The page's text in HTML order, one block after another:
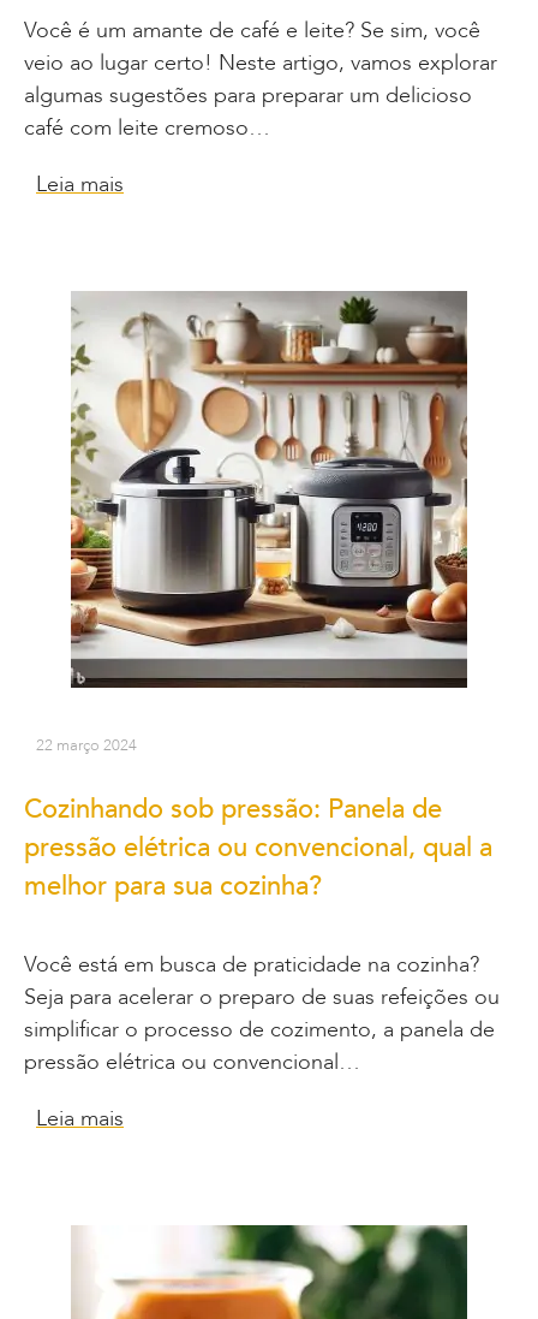
Você é um amante de café e leite? Se sim, você
veio ao lugar certo! Neste artigo, vamos explorar
algumas sugestões para preparar um delicioso
café com leite cremoso…
Leia mais
22 março 2024
Cozinhando sob pressão: Panela de
pressão elétrica ou convencional, qual a
melhor para sua cozinha?
Você está em busca de praticidade na cozinha?
Seja para acelerar o preparo de suas refeições ou
simplificar o processo de cozimento, a panela de
pressão elétrica ou convencional…
Leia mais